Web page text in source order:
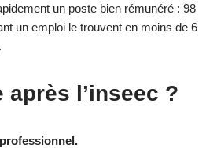
un poste bien rémunéré : 98
un emploi le trouvent en moins de 6
après l’inseec ?